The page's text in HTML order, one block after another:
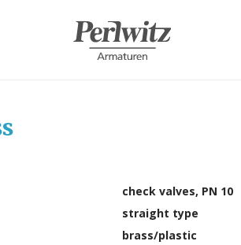
check valves, PN 10
straight type
brass/plastic